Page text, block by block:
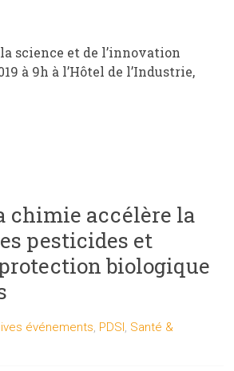
science et de l’innovation
à 9h à l’Hôtel de l’Industrie,
chimie accélère la
pesticides et
biologique
événements, PDSI, Santé &